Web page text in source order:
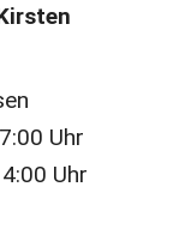
Uhr
Uhr